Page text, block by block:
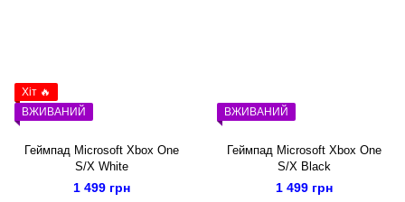
Хіт 🔥
ВЖИВАНИЙ
Геймпад Microsoft Xbox One
S/X White
1 499 грн
ВЖИВАНИЙ
Геймпад Microsoft Xbox One
S/X Black
1 499 грн